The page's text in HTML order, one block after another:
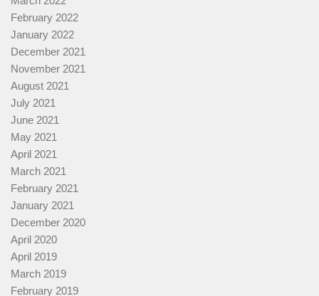
February 2022
January 2022
December 2021
November 2021
August 2021
July 2021
June 2021
May 2021
April 2021
March 2021
February 2021
January 2021
December 2020
April 2020
April 2019
March 2019
February 2019